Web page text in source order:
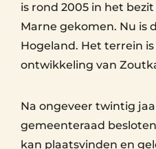
is rond 2005 in het
Marne gekomen. Nu is
Hogeland. Het terrein
ontwikkeling van
Na ongeveer twintig
gemeenteraad
kan plaatsvinden en